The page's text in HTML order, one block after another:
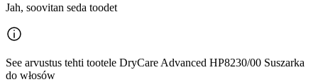
Jah, soovitan seda toodet
See arvustus tehti tootele DryCare Advanced HP8230/00 Suszarka
do włosów